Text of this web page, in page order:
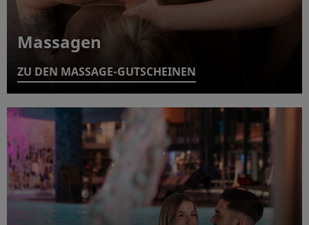
Massagen
ZU DEN MASSAGE-GUTSCHEINEN